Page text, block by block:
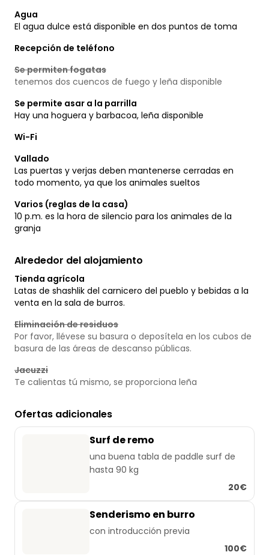
Agua
El agua dulce está disponible en dos puntos de toma
Recepción de teléfono
Se permiten fogatas
tenemos dos cuencos de fuego y leña disponible
Se permite asar a la parrilla
Hay una hoguera y barbacoa, leña disponible
Wi-Fi
Vallado
Las puertas y verjas deben mantenerse cerradas en
todo momento, ya que los animales sueltos
Varios (reglas de la casa)
10 p.m. es la hora de silencio para los animales de la
granja
Alrededor del alojamiento
Tienda agrícola
Latas de shashlik del carnicero del pueblo y bebidas a la
venta en la sala de burros.
Eliminación de residuos
Por favor, llévese su basura o deposítela en los cubos de
basura de las áreas de descanso públicas.
Jacuzzi
Te calientas tú mismo, se proporciona leña
Ofertas adicionales
Surf de remo
una buena tabla de paddle surf de
hasta 90 kg
20€
Senderismo en burro
con introducción previa
100€